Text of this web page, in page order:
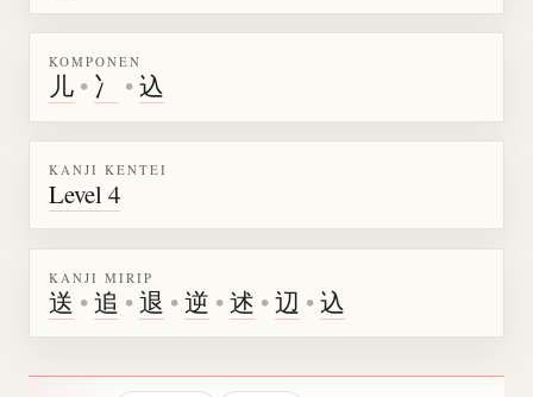
KOMPONEN
儿 • 冫 •込
KANJI KENTEI
Level 4
KANJI MIRIP
送 •追 •退 •逆 •述 •辺 •込